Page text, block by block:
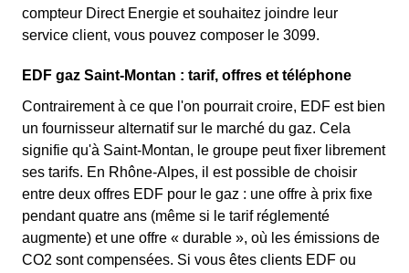
compteur Direct Energie et souhaitez joindre leur
service client, vous pouvez composer le 3099.
EDF gaz Saint-Montan : tarif, offres et téléphone
Contrairement à ce que l'on pourrait croire, EDF est bien
un fournisseur alternatif sur le marché du gaz. Cela
signifie qu'à Saint-Montan, le groupe peut fixer librement
ses tarifs. En Rhône-Alpes, il est possible de choisir
entre deux offres EDF pour le gaz : une offre à prix fixe
pendant quatre ans (même si le tarif réglementé
augmente) et une offre « durable », où les émissions de
CO2 sont compensées. Si vous êtes clients EDF ou